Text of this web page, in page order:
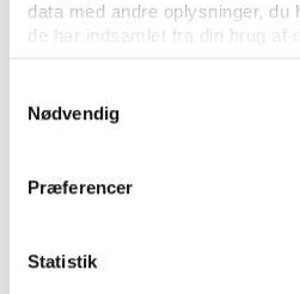
data med andre oplysninger, du
de har indsamlet fra din brug af
Nødvendig
Præferencer
Statistik